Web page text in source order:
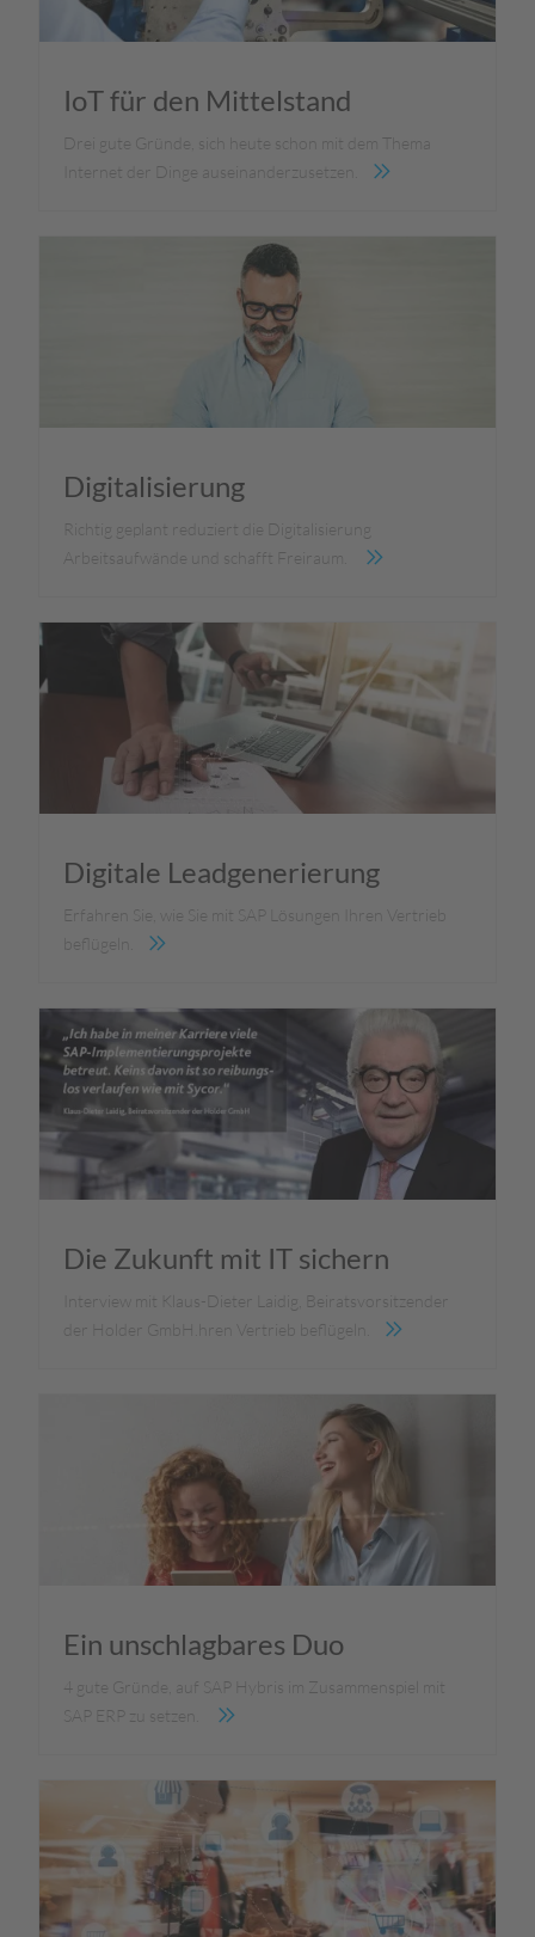
IoT für den Mittelstand
Drei gute Gründe, sich heute schon mit dem Thema
Internet der Dinge auseinanderzusetzen.
Digitalisierung
Richtig geplant reduziert die Digitalisierung
Arbeitsaufwände und schafft Freiraum.
Digitale Leadgenerierung
Erfahren Sie, wie Sie mit SAP Lösungen Ihren Vertrieb
beflügeln.
Die Zukunft mit IT sichern
Interview mit Klaus-Dieter Laidig, Beiratsvorsitzender
der Holder GmbH.hren Vertrieb beflügeln.
Ein unschlagbares Duo
4 gute Gründe, auf SAP Hybris im Zusammenspiel mit
SAP ERP zu setzen.